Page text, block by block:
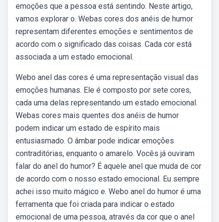
emoções que a pessoa está sentindo. Neste artigo,
vamos explorar o. Webas cores dos anéis de humor
representam diferentes emoções e sentimentos de
acordo com o significado das coisas. Cada cor está
associada a um estado emocional.
Webo anel das cores é uma representação visual das
emoções humanas. Ele é composto por sete cores,
cada uma delas representando um estado emocional.
Webas cores mais quentes dos anéis de humor
podem indicar um estado de espírito mais
entusiasmado. O âmbar pode indicar emoções
contraditórias, enquanto o amarelo. Vocês já ouviram
falar do anel do humor? É aquele anel que muda de cor
de acordo com o nosso estado emocional. Eu sempre
achei isso muito mágico e. Webo anel do humor é uma
ferramenta que foi criada para indicar o estado
emocional de uma pessoa, através da cor que o anel